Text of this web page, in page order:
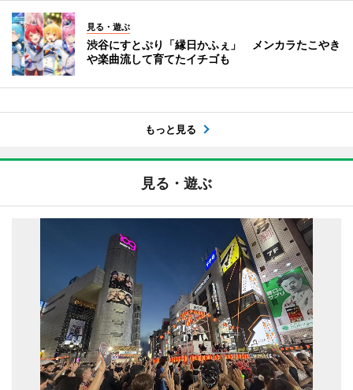
見る・遊ぶ
渋谷にすとぷり「縁日かふぇ」 メンカラたこやき
や楽曲流して育てたイチゴも
もっと見る
見る・遊ぶ